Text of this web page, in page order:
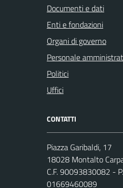
Documenti e dati
Enti e fondazioni
Organi di governo
Personale
Politici
Uffici
CONTATTI
Piazza Garibaldi, 17
18028 Montalto
C.F. 90093830082 -
01669460089